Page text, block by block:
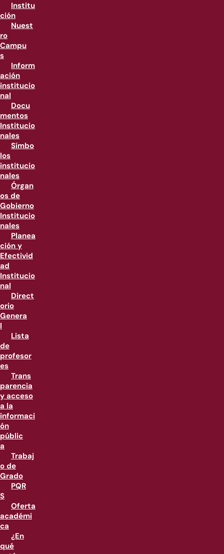
Institu
ción
Nuest
ro
Campu
s
Inform
ación
institucio
nal
Docu
mentos
Institucio
nales
Símbo
los
institucio
nales
Órgan
os de
Gobierno
Institucio
nales
Planea
ción y
Efectivid
ad
Institucio
nal
Direct
orio
Genera
l
Lista
de
profesor
es
Trans
parencia
y acceso
a la
informaci
ón
públic
a
Trabaj
o de
Grado
PQR
S
Oferta
académi
ca
¿En
qué